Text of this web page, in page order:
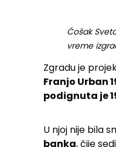
Ćošak
vreme
Zgradu je
Franjo Urban
podignuta je
U njoj nije bila
banka, čije